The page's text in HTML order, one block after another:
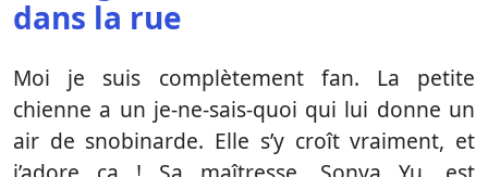
dans la rue
Moi je suis complètement fan. La petite
chienne a un je-ne-sais-quoi qui lui donne un
air de snobinarde. Elle s’y croît vraiment, et